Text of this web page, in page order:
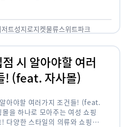
저트성지로지켓물류스위트파크
시 알아야할 여러
! (feat. 자사몰)
아야할 여러가지 조건들! (feat.
을 하나로 모아주는 여성 쇼핑
다양한 스타일의 의류와 쇼핑몰